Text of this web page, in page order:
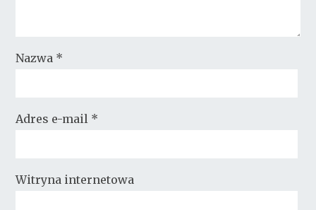
Nazwa *
Adres e-mail *
Witryna internetowa